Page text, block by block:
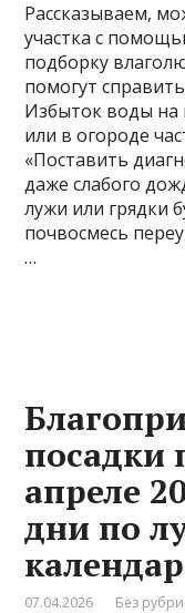
Рассказываем,
участка с
подборку
помогут
Избыток воды на
или в огороде
«Поставить
даже слабого
лужи или грядки
почвосмесь
…
посадки
апреле
дни по
07.04.2026 Без